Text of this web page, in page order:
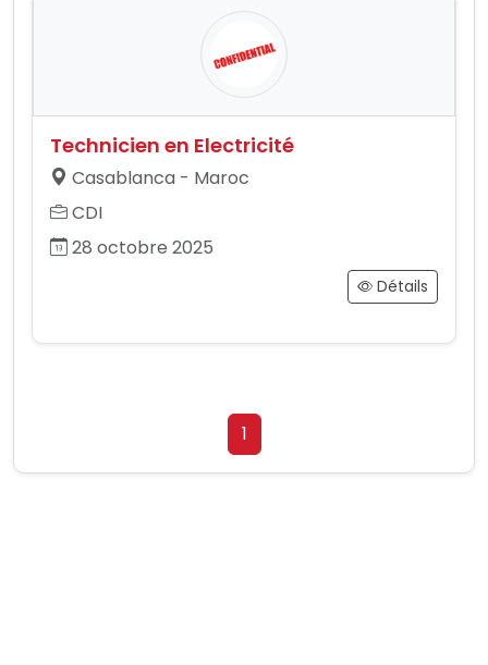
Technicien en Electricité
Casablanca - Maroc
CDI
28 octobre 2025
Détails
1